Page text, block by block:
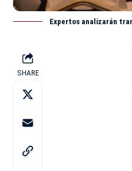
Expertos analizarán
SHARE